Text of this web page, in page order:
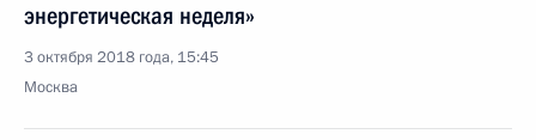
энергетическая неделя»
3 октября 2018 года, 15:45
Москва